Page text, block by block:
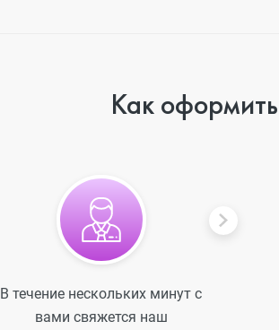
Как
В течение нескольких минут с
вами свяжется наш